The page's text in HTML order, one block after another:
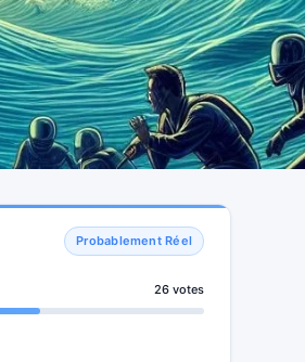
Probablement Réel
26 votes